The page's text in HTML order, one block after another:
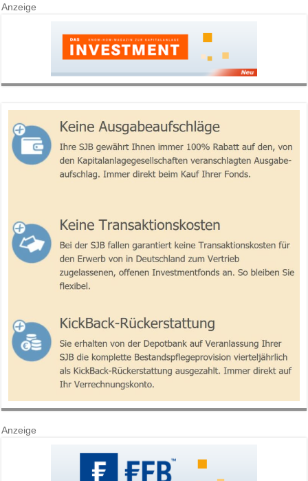
Anzeige
Anzeige